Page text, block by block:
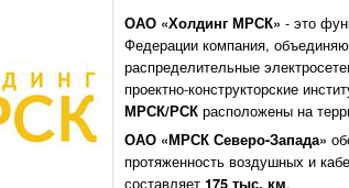
ОАО «Холдинг МРСК» - это
Федерации компания,
распределительные
проектно-конструкторские
МРСК/РСК расположены на
ОАО «МРСК Северо-Запада»
протяженность воздушных и
составляет 175 тыс. км.